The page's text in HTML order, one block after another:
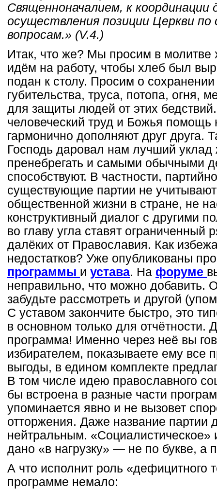
Священноначалием, к координации
осуществления позиции Церкви
вопросам.» (V.4.)
Итак, что же? Мы просим в
идём на работу, чтобы хлеб был
подан к столу. Просим о сохранении
губительства, труса, потопа, огня,
для защиты людей от этих
человеческий труд и Божья помощь
гармонично дополняют друг друга.
Господь даровал нам лучший
пренебрегать и самыми обычными
способствуют. В частности,
существующие партии не учитывают
общественной жизни в стране, не
конструктивный диалог с другими
во главу угла ставят ограниченный
далёких от Православия. Как
недостатков? Уже опубликованы
программы и устава. На форуме
неправильно, что можно добавить.
забудьте рассмотреть и другой
С уставом закончите быстро, это
в основном только для отчётности.
программа! Именно через неё вы
избирателем, показываете ему все
выгоды, в едином комплекте
В том числе идею православного
бы встроена в разные части
упоминается явно и не вызовет
отторжения. Даже название партии
нейтральным. «Социалистическое»
дано «в нагрузку» — не по букве, а
А что исполнит роль «дефицитного
программе немало: